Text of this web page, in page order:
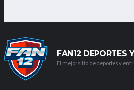
FAN12 DEPORTES
El mejor sitio de deportes y